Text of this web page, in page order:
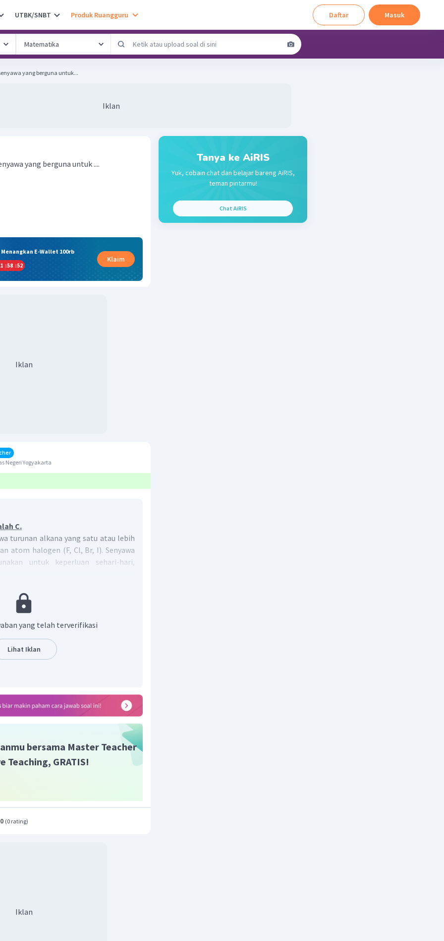
UTBK/SNBT Produk Ruangguru Daftar Masuk
yang berguna untuk...
Iklan
yang berguna untuk ....
E-Wallet 100rb
:58 :52
Klaim
Iklan
Negeri Yogyakarta
C.
turunan alkana yang satu atau lebih
atom halogen (F, Cl, Br, I). Senyawa
untuk keperluan sehari-hari,
kering (
lemak.
adalah senyawa yang berguna
yang telah terverifikasi
Lihat Iklan
bersama Master Teacher
Teaching, GRATIS!
(0 rating)
Iklan
Tanya ke AiRIS
Yuk, cobain chat dan belajar bareng AiRIS,
teman pintarmu!
Chat AiRIS